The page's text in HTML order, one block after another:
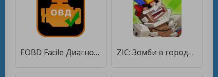
EOBD Facile Диагностика автомобиля OBD 2 & ELM 327 [Полная версия] ZIC: Зомби в городе [Много денег]